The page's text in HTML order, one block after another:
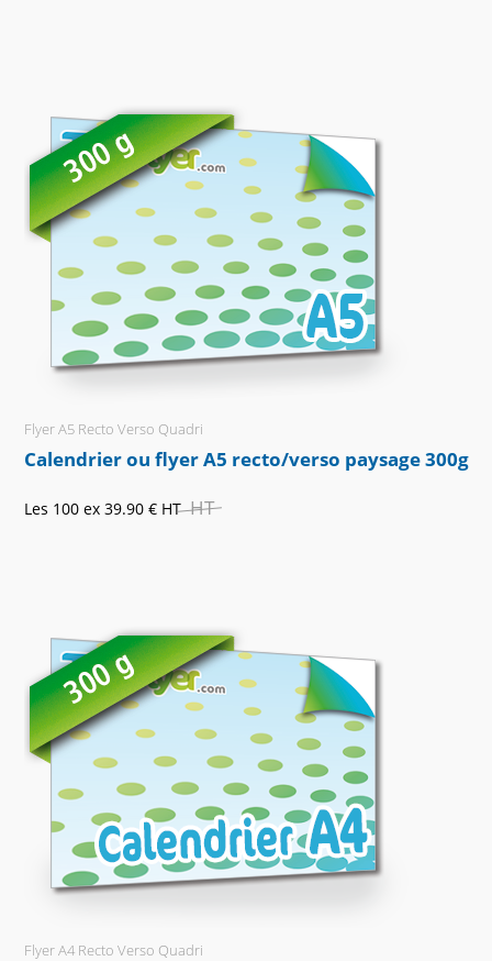
Flyer A5 Recto Verso Quadri
Calendrier ou flyer A5 recto/verso paysage 300g
Les 100 ex 39.90 € HT HT
Flyer A4 Recto Verso Quadri